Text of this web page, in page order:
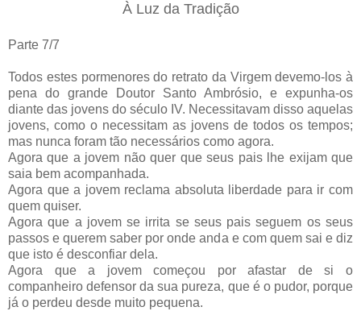
À Luz da Tradição
Parte 7/7
Todos estes pormenores do retrato da Virgem devemo-los à
pena do grande Doutor Santo Ambrósio, e expunha-os
diante das jovens do século IV. Necessitavam disso aquelas
jovens, como o necessitam as jovens de todos os tempos;
mas nunca foram tão necessários como agora.
Agora que a jovem não quer que seus pais lhe exijam que
saia bem acompanhada.
Agora que a jovem reclama absoluta liberdade para ir com
quem quiser.
Agora que a jovem se irrita se seus pais seguem os seus
passos e querem saber por onde anda e com quem sai e diz
que isto é desconfiar dela.
Agora que a jovem começou por afastar de si o
companheiro defensor da sua pureza, que é o pudor, porque
já o perdeu desde muito pequena.